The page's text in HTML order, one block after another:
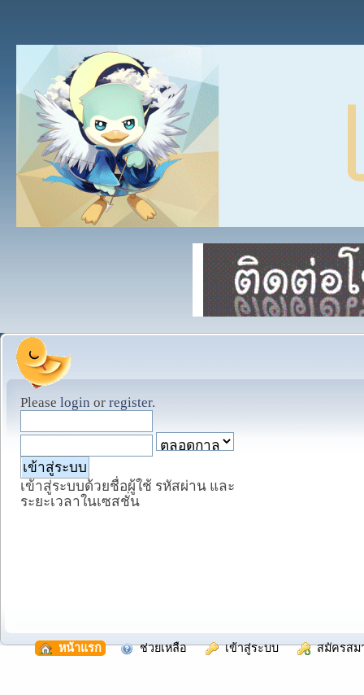
Please login or register.
เข้าสู่ระบบด้วยชื่อผู้ใช้ รหัสผ่าน และ
ระยะเวลาในเซสชั่น
หน้าแรก ช่วยเหลือ เข้าสู่ระบบ สมัครสม